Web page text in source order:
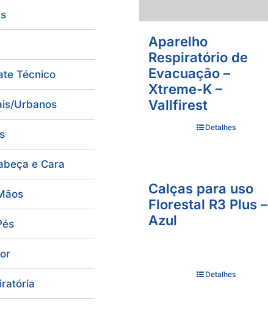
Aparelho
Respiratório de
Evacuação –
Xtreme-K –
Vallfirest
Detalhes
Calças para uso
Florestal R3 Plus –
Azul
Detalhes
Técnico
Urbanos
e Cara